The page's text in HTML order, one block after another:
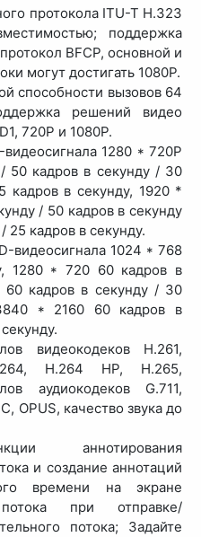
протокола ITU-T H.323
поддержка
BFCP, основной и
могут достигать 1080P.
способности вызовов 64
решений видео
720P и 1080P.
1280 * 720P
50 кадров в секунду / 30
кадров в секунду, 1920 *
/ 50 кадров в секунду
25 кадров в секунду.
видеосигнала 1024 * 768
1280 * 720 60 кадров в
60 кадров в секунду / 30
* 2160 60 кадров в
видеокодеков H.261,
H.264 HP, H.265,
аудиокодеков G.711,
OPUS, качество звука до
аннотирования
и создание аннотаций
времени на экране
потока при отправке/
потока; Задайте